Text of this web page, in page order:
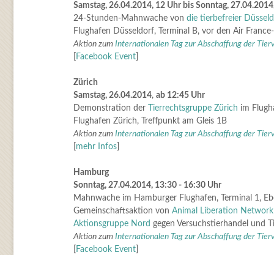
Samstag, 26.04.2014, 12 Uhr bis Sonntag, 27.04.2014
24-Stunden-Mahnwache von die tierbefreier
Flughafen Düsseldorf, Terminal B, vor den Air
Aktion zum Internationalen Tag zur Abschaffung der
Facebook Event]
Zürich
Samstag, 26.04.2014, ab 12:45 Uhr
Demonstration der
Tierrechtsgruppe Zürich im
Flughafen Zürich, Treffpunkt am Gleis 1B
Aktion zum Internationalen Tag zur Abschaffung der
mehr Infos]
Hamburg
Sonntag, 27.04.2014, 13:30 - 16:30 Uhr
Mahnwache im Hamburger Flughafen, Terminal 1,
Gemeinschaftsaktion von Animal Liberation Network
Aktionsgruppe Nord gegen Versuchstierhandel und
Aktion zum Internationalen Tag zur Abschaffung der
Facebook Event]